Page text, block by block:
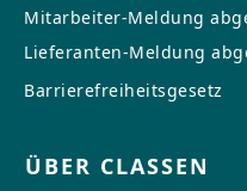
Mitarbeiter-Meldung
Lieferanten-Meldung
Barrierefreiheitsgesetz
ÜBER CLASSEN